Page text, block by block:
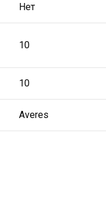
Нет
10
10
Averes